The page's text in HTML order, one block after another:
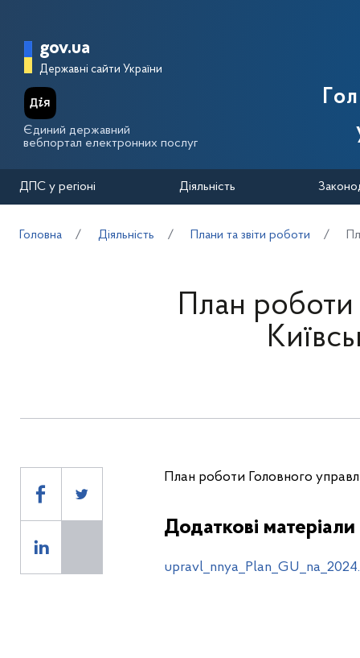
Головна сторінка Державної
gov.ua
Державні сайти України
Єдиний державний
вебпортал електронних послуг
ДПС у регіоні Діяльність
Головна Діяльність Плани та звіти роботи
План роботи
План роботи Головного
Додаткові матеріали